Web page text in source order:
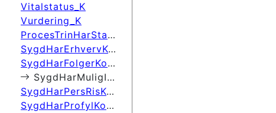
Vitalstatus_K
Vurdering_K
ProcesTrinHarStatusForklaring
SygdHarErhvervKode
SygdHarFolgerKode
SygdHarMuligIndlKode
SygdHarPersRisKode
SygdHarProfylKode